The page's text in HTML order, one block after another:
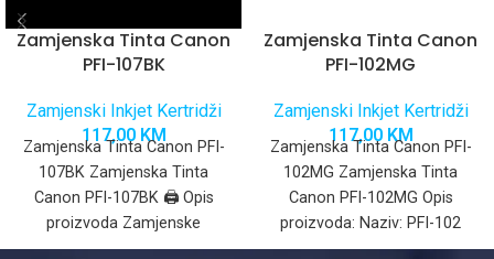
Zamjenska Tinta Canon
PFI-107BK
Zamjenski Inkjet Kertridži
117,00 KM
Zamjenska Tinta Canon PFI-
107BK Zamjenska Tinta
Canon PFI-107BK 🖨️ Opis
proizvoda Zamjenske
patrone za Canon PFI-107 su
Zamjenska Tinta Canon
PFI-102MG
Zamjenski Inkjet Kertridži
117,00 KM
Zamjenska Tinta Canon PFI-
102MG Zamjenska Tinta
Canon PFI-102MG Opis
proizvoda: Naziv: PFI-102
(zamjenski ketridž / ink